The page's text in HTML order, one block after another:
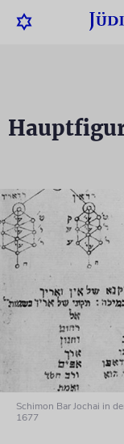
Schimon Bar Jochai in
1677